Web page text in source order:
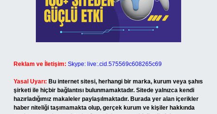
Reklam ve İletişim: Skype: live:.cid.575569c608265c69
Yasal Uyarı: Bu internet sitesi, herhangi bir marka, kurum veya şahıs
şirketi ile hiçbir bağlantısı bulunmamaktadır. Sitede yalnızca kendi
hazırladığımız makaleler paylaşılmaktadır. Burada yer alan içerikler
haber niteliği taşımamakta olup, gerçek kurum ve kişiler hakkında